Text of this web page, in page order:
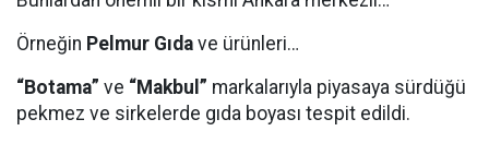
Örneğin Pelmur Gıda ve ürünleri…
“Botama” ve “Makbul” markalarıyla piyasaya sürdüğü
pekmez ve sirkelerde gıda boyası tespit edildi.